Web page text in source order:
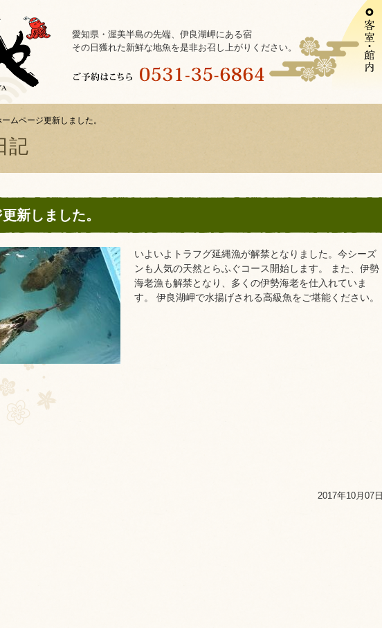
愛知県・渥美半島の先端、伊良湖岬にある宿
その日獲れた新鮮な地魚を是非お召し上がりください。
ームページ更新しました。
記
新しました。
いよいよトラフグ延縄漁が解禁となりました。今シーズ
ンも人気の天然とらふぐコース開始します。 また、伊勢
海老漁も解禁となり、多くの伊勢海老を仕入れていま
す。 伊良湖岬で水揚げされる高級魚をご堪能ください。
2017年10月07日